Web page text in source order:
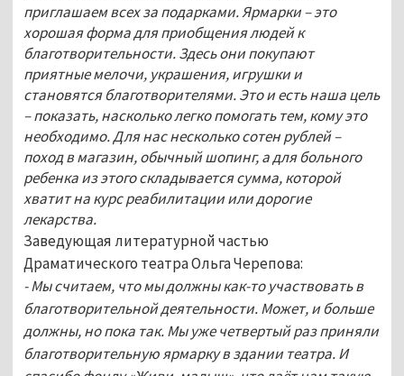
приглашаем всех за подарками. Ярмарки – это
хорошая форма для приобщения людей к
благотворительности. Здесь они покупают
приятные мелочи, украшения, игрушки и
становятся благотворителями. Это и есть наша цель
– показать, насколько легко помогать тем, кому это
необходимо. Для нас несколько сотен рублей –
поход в магазин, обычный шопинг, а для больного
ребенка из этого складывается сумма, которой
хватит на курс реабилитации или дорогие
лекарства.
Заведующая литературной частью
Драматического театра Ольга Черепова:
- Мы считаем, что мы должны как-то участвовать в
благотворительной деятельности. Может, и больше
должны, но пока так. Мы уже четвертый раз приняли
благотворительную ярмарку в здании театра. И